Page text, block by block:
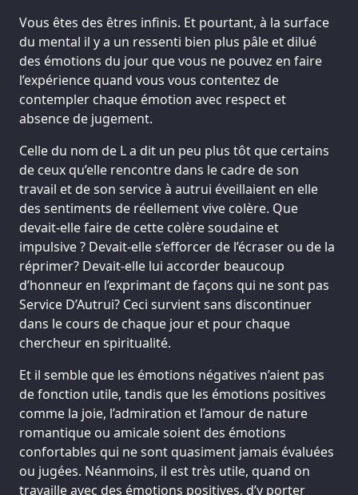
Vous êtes des êtres infinis. Et pourtant, à la surface
du mental il y a un ressenti bien plus pâle et dilué
des émotions du jour que vous ne pouvez en faire
l’expérience quand vous vous contentez de
contempler chaque émotion avec respect et
absence de jugement.
Celle du nom de L a dit un peu plus tôt que certains
de ceux qu’elle rencontre dans le cadre de son
travail et de son service à autrui éveillaient en elle
des sentiments de réellement vive colère. Que
devait-elle faire de cette colère soudaine et
impulsive ? Devait-elle s’efforcer de l’écraser ou de la
réprimer? Devait-elle lui accorder beaucoup
d’honneur en l’exprimant de façons qui ne sont pas
Service D’Autrui? Ceci survient sans discontinuer
dans le cours de chaque jour et pour chaque
chercheur en spiritualité.
Et il semble que les émotions négatives n’aient pas
de fonction utile, tandis que les émotions positives
comme la joie, l’admiration et l’amour de nature
romantique ou amicale soient des émotions
confortables qui ne sont quasiment jamais évaluées
ou jugées. Néanmoins, il est très utile, quand on
travaille avec des émotions positives, d’y porter